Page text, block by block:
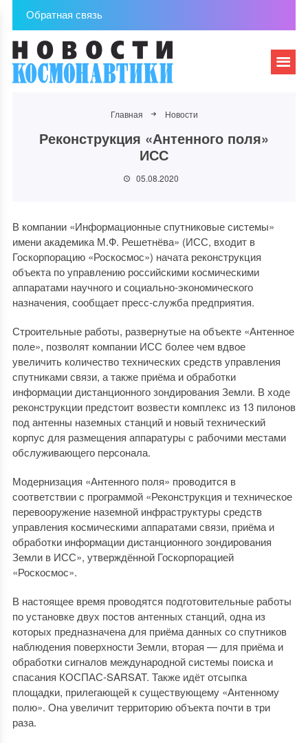
Обратная связь
Главная Новости
Реконструкция «Антенного поля»
ИСС
05.08.2020
В компании «Информационные спутниковые системы»
имени академика М.Ф. Решетнёва» (ИСС, входит в
Госкорпорацию «Роскосмос») начата реконструкция
объекта по управлению российскими космическими
аппаратами научного и социально-экономического
назначения, сообщает пресс-служба предприятия.
Строительные работы, развернутые на объекте «Антенное
поле», позволят компании ИСС более чем вдвое
увеличить количество технических средств управления
спутниками связи, а также приёма и обработки
информации дистанционного зондирования Земли. В ходе
реконструкции предстоит возвести комплекс из 13 пилонов
под антенны наземных станций и новый технический
корпус для размещения аппаратуры с рабочими местами
обслуживающего персонала.
Модернизация «Антенного поля» проводится в
соответствии с программой «Реконструкция и техническое
перевооружение наземной инфраструктуры средств
управления космическими аппаратами связи, приёма и
обработки информации дистанционного зондирования
Земли в ИСС», утверждённой Госкорпорацией
«Роскосмос».
В настоящее время проводятся подготовительные работы
по установке двух постов антенных станций, одна из
которых предназначена для приёма данных со спутников
наблюдения поверхности Земли, вторая — для приёма и
обработки сигналов международной системы поиска и
спасания КОСПАС-SARSAT. Также идёт отсыпка
площадки, прилегающей к существующему «Антенному
полю». Она увеличит территорию объекта почти в три
раза.